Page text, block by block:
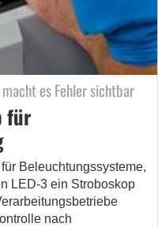
es Fehler sichtbar
für
Beleuchtungssysteme,
LED-3 ein Stroboskop
nach